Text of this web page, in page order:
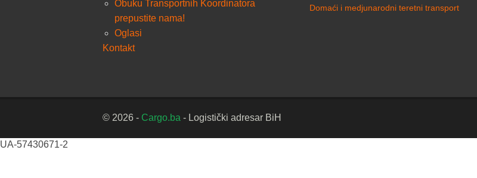
Obuku Transportnih Koordinatora
prepustite nama!
Oglasi
Kontakt
Domaći i medjunarodni teretni transport
© 2026 - Cargo.ba - Logistički adresar BiH
UA-57430671-2